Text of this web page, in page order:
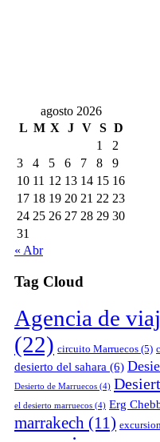
agosto 2026
L M X J V S D
1
2
3
4 5 6 7 8
9
10 11 12 13 14 15 16
17 18 19 20 21 22 23
24 25 26 27 28 29 30
31
« Abr
Tag Cloud
Agencia de
(22) circuito Marruecos (5)
desierto del sahara (6)
Desierto de Marruecos (4)
el desierto marruecos (4) Erg
marrakech (11)